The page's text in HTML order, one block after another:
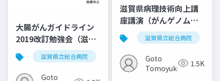
大腸がんガイドライン
2019改訂勉強会（滋賀
県立総合病院）
20190227
滋賀県立総合病院 がん薬物療法
Goto
滋賀県病理技術向上講
座講演（がんゲノム医
療について）20210130
滋賀県立総合病院
Goto
Tomoyuki
1.5K